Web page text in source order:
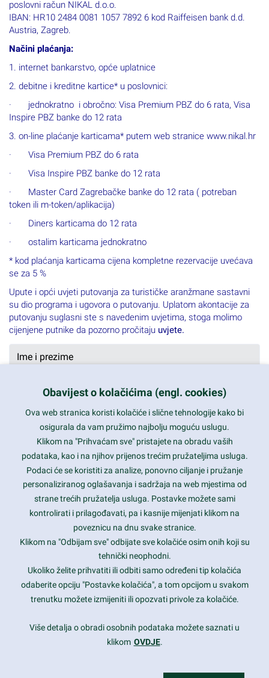
IBAN: HR10 2484 0081 1057 7892 6 kod Raiffeisen bank d.d.
Austria, Zagreb.
Načini plaćanja:
1. internet bankarstvo, opće uplatnice
2. debitne i kreditne kartice* u poslovnici:
· jednokratno i obročno: Visa Premium PBZ do 6 rata, Visa
Inspire PBZ banke do 12 rata
3. on-line plaćanje karticama* putem web stranice www.nikal.hr
· Visa Premium PBZ do 6 rata
· Master Card Zagrebačke banke do 12 rata ( potreban
token ili m-token/aplikacija)
· Diners karticama do 12 rata
* kod plaćanja karticama cijena kompletne rezervacije uvećava
se za 5 %
su dio programa i ugovora o putovanju. Uplatom akontacije za
putovanju suglasni ste s navedenim uvjetima, stoga molimo
cijenjene putnike da pozorno pročitajuuvjete.
Pošalji
0800 85 66
Obavijest o kolačićima (engl. cookies)
Ova web stranica koristi kolačiće i slične tehnologije kako bi
osigurala da vam pružimo najbolju moguću uslugu.
Klikom na "Prihvaćam sve" pristajete na obradu vaših
podataka, kao i na njihov prijenos trećim pružateljima usluga.
Podaci će se koristiti za analize, ponovno ciljanje i pružanje
personaliziranog oglašavanja i sadržaja na web mjestima od
strane trećih pružatelja usluga. Postavke možete sami
kontrolirati i prilagođavati, pa i kasnije mijenjati klikom na
poveznicu na dnu svake stranice.
Klikom na "Odbijam sve" odbijate sve kolačiće osim onih koji su
tehnički neophodni.
Ukoliko želite prihvatiti ili odbiti samo određeni tip kolačića
odaberite opciju "Postavke kolačića", a tom opcijom u svakom
trenutku možete izmijeniti ili opozvati privole za kolačiće.
Više detalja o obradi osobnih podataka možete saznati u
klikom OVDJE.